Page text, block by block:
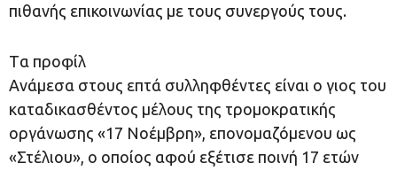
πιθανής επικοινωνίας με τους συνεργούς τους.
Tα προφίλ
Ανάμεσα στους επτά συλληφθέντες είναι ο γιος του
καταδικασθέντος μέλους της τρομοκρατικής
οργάνωσης «17 Νοέμβρη», επονομαζόμενου ως
«Στέλιου», ο οποίος αφού εξέτισε ποινή 17 ετών